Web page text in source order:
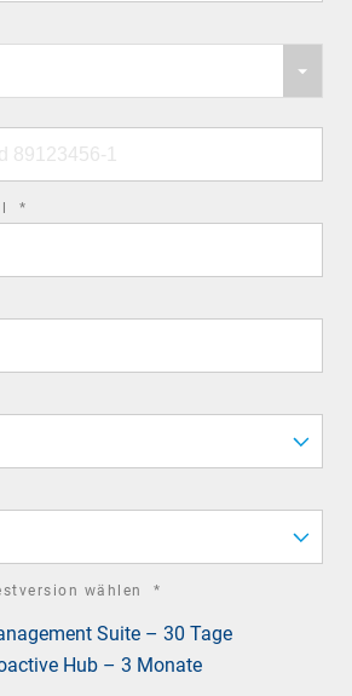
*
wählen *
Suite – 30 Tage
Hub – 3 Monate